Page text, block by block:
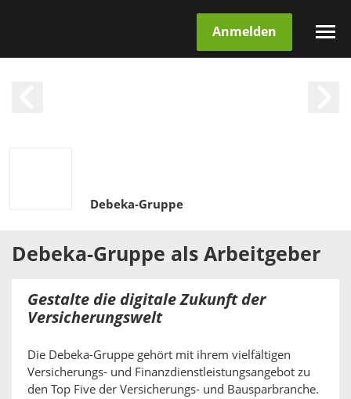
Anmelden
Debeka-Gruppe
Debeka-Gruppe als Arbeitgeber
Gestalte die digitale Zukunft der
Versicherungswelt
Die Debeka-Gruppe gehört mit ihrem vielfältigen
Versicherungs- und Finanzdienstleistungsangebot zu
den Top Five der Versicherungs- und Bausparbranche.